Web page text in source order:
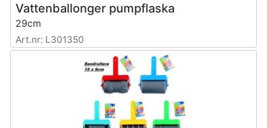
Vattenballonger pumpflaska
29cm
Art.nr: L301350